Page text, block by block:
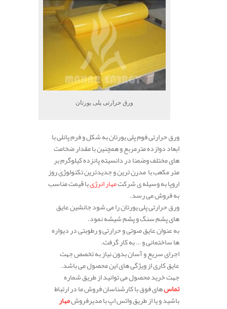
ورق حرارتی پلی یورتان
ورق حرارتی فوم پلی یورتان به شکل و فرم پانلی با
ابعاد دوازده مترمربع و همچنین با مقدار ضخامت
های مختلف وضمنا در دانسیته پانزده کیلوگرم بر
متر مکعب با مدرن ترین و جدیدترین تکنولوژی روز
اروپا به وسیله ی شرکتمهار انرژیبا قیمت مناسب
به فروش می رسد.
ورق حرارتی پلی یورتان را می شود جانشین عایق
های پشم سنگ و پشم شیشه نمود.
به عنوان عایق صوتی و حرارتی و رطوبتی در دیواره
ها ساختمانی و … به کار گرفت.
اجرای سریع و آسان بدون نیاز به تخصص جهت
عایق کاری از ویژگی های این محصول می باشد.
جهت خرید محصول می توانید از طریق شماره
تماسهای فوق با کارشناسان فروش ما در ارتباط
باشید و یا از طریق واتس اپ با مدیرفروشمهار